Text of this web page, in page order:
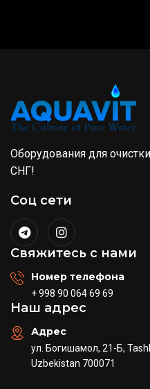
Оборудования для
СНГ!
Соц сети
Свяжитесь с нами
Номер телефона
+ 998 90 064 69 69
Наш адрес
Адрес
ул. Богишамол, 21-Б,
Uzbekistan 700071